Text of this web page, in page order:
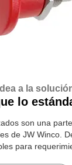
a la
lo
son una
de JW Winco.
para